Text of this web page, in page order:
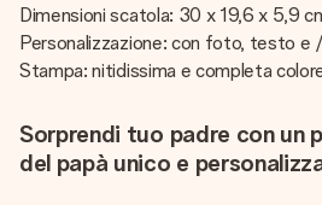
Dimensioni scatola: 30 x 19,6 x 5,9
Personalizzazione: con foto, testo e
Stampa: nitidissima e completa
Sorprendi tuo padre con un
del papà unico e